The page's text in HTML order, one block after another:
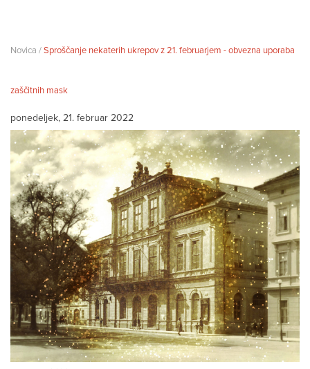
Novica /Sproščanje nekaterih ukrepov z 21. februarjem - obvezna uporaba
zaščitnih mask
ponedeljek, 21. februar 2022